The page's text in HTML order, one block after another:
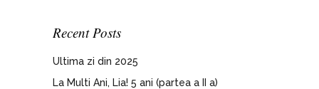
Recent Posts
Ultima zi din 2025
La Multi Ani, Lia! 5 ani (partea a II a)